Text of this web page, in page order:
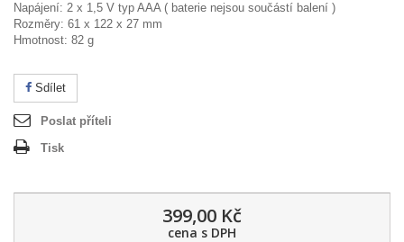
Napájení: 2 x 1,5 V typ AAA ( baterie nejsou součástí balení )
Rozměry: 61 x 122 x 27 mm
Hmotnost: 82 g
Sdílet
Poslat příteli
Tisk
399,00 Kč
cena s DPH